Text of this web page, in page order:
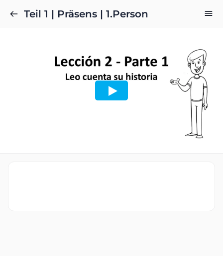
Teil 1 | Präsens | 1.Person